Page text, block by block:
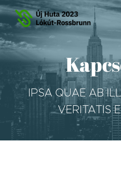
IPSA QUAE AB
VERITATIS